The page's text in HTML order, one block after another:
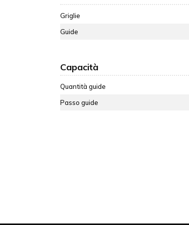
Griglie
Guide
Capacità
Quantità guide
Passo guide